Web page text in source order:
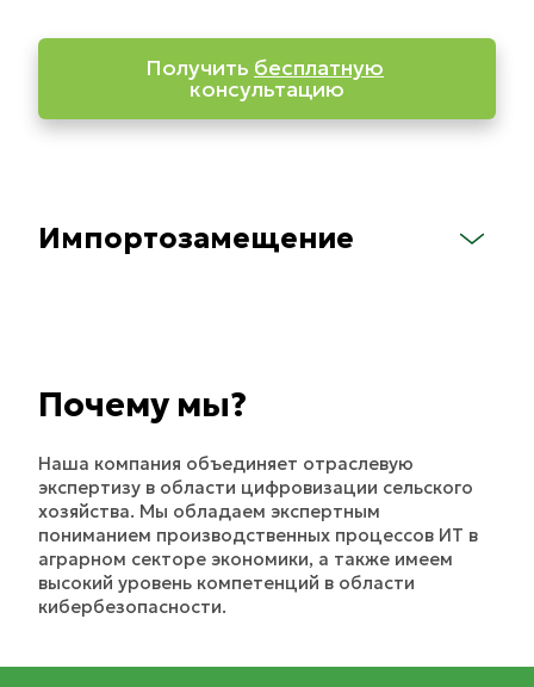
Получить бесплатную
консультацию
Импортозамещение
Почему мы?
Наша компания объединяет отраслевую
экспертизу в области цифровизации сельского
хозяйства. Мы обладаем экспертным
пониманием производственных процессов ИТ в
аграрном секторе экономики, а также имеем
высокий уровень компетенций в области
кибербезопасности.